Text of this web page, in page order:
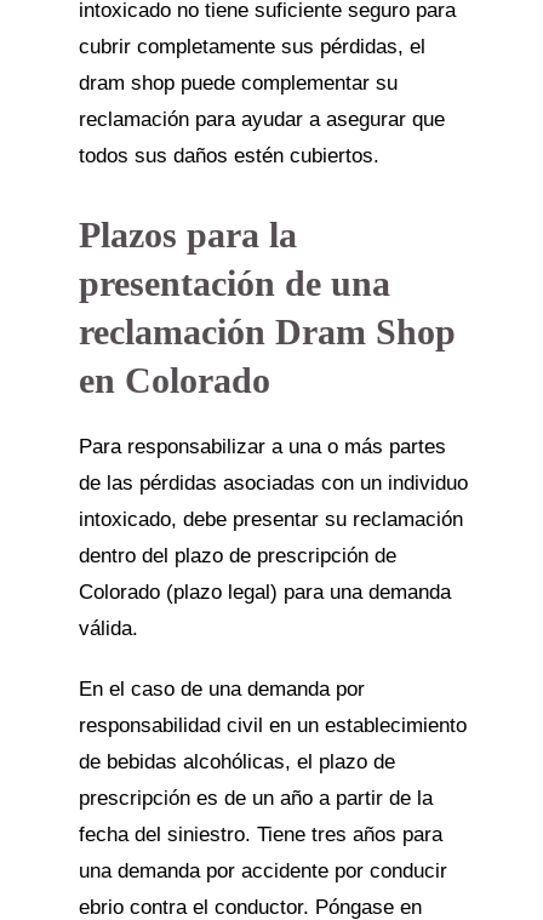
intoxicado no tiene suficiente seguro para
cubrir completamente sus pérdidas, el
dram shop puede complementar su
reclamación para ayudar a asegurar que
todos sus daños estén cubiertos.
Plazos para la
presentación de una
reclamación Dram Shop
en Colorado
Para responsabilizar a una o más partes
de las pérdidas asociadas con un individuo
intoxicado, debe presentar su reclamación
dentro del plazo de prescripción de
Colorado (plazo legal) para una demanda
válida.
En el caso de una demanda por
responsabilidad civil en un establecimiento
de bebidas alcohólicas, el plazo de
prescripción es de un año a partir de la
fecha del siniestro. Tiene tres años para
una demanda por accidente por conducir
ebrio contra el conductor. Póngase en